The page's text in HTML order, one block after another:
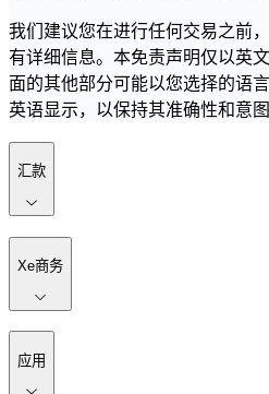
我们建议您在进行任何交易之前
有详细信息。本免责声明仅以英
面的其他部分可能以您选择的语
英语显示，以保持其准确性和意图
汇款
Xe商务
应用